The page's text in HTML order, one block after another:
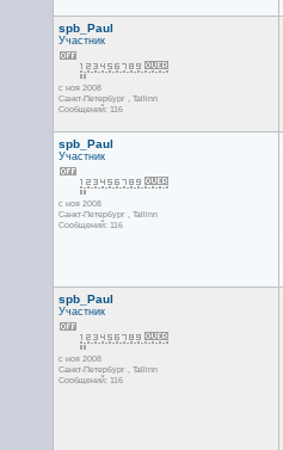
spb_Paul
Участник
с ноя 2008
Санкт-Петербург , Tallinn
Сообщений: 116
spb_Paul
Участник
с ноя 2008
Санкт-Петербург , Tallinn
Сообщений: 116
spb_Paul
Участник
с ноя 2008
Санкт-Петербург , Tallinn
Сообщений: 116